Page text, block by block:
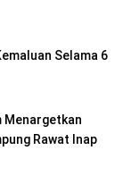
Selama 6
Menargetkan
Rawat Inap